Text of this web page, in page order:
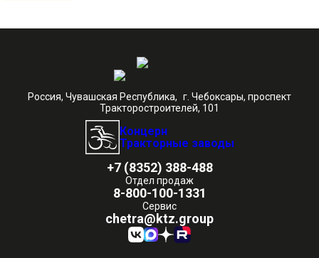
Россия, Чувашская Республика, г. Чебоксары, проспект
Тракторостроителей, 101
Концерн
Тракторные заводы
+7 (8352) 388-488
Отдел продаж
8-800-100-1331
Сервис
chetra@ktz.group